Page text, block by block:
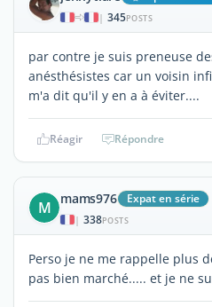
| 345POSTS
par contre je suis preneuse
anésthésistes car un voisin
m'a dit qu'il y en a à éviter....
Réagir Répondre
M mams976 Expat en série
| 338POSTS
Perso je ne me rappelle plus
pas bien marché..... et je ne